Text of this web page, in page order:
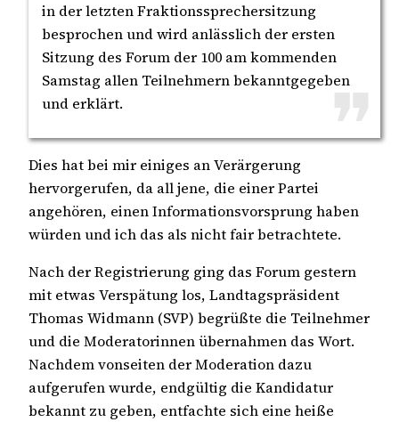
in der letzten Fraktionssprechersitzung
besprochen und wird anlässlich der ersten
Sitzung des Forum der 100 am kommenden
Samstag allen Teilnehmern bekanntgegeben
und erklärt.
Dies hat bei mir einiges an Verärgerung
hervorgerufen, da all jene, die einer Partei
angehören, einen Informationsvorsprung haben
würden und ich das als nicht fair betrachtete.
Nach der Registrierung ging das Forum gestern
mit etwas Verspätung los, Landtagspräsident
Thomas Widmann (SVP) begrüßte die Teilnehmer
und die Moderatorinnen übernahmen das Wort.
Nachdem vonseiten der Moderation dazu
aufgerufen wurde, endgültig die Kandidatur
bekannt zu geben, entfachte sich eine heiße